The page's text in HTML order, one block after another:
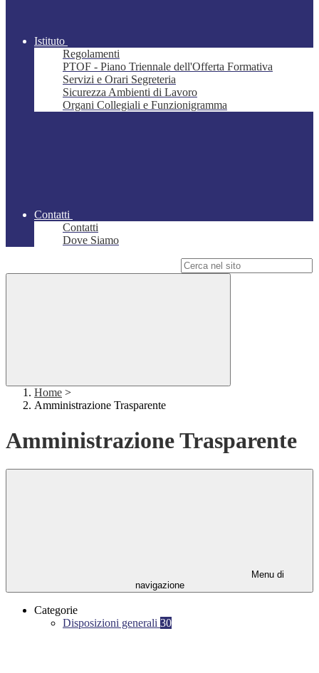
Istituto
Regolamenti
PTOF - Piano Triennale dell'Offerta Formativa
Servizi e Orari Segreteria
Sicurezza Ambienti di Lavoro
Organi Collegiali e Funzionigramma
Contatti
Contatti
Dove Siamo
Home >
Amministrazione Trasparente
Amministrazione Trasparente
Menu di
navigazione
Categorie
Disposizioni generali 30